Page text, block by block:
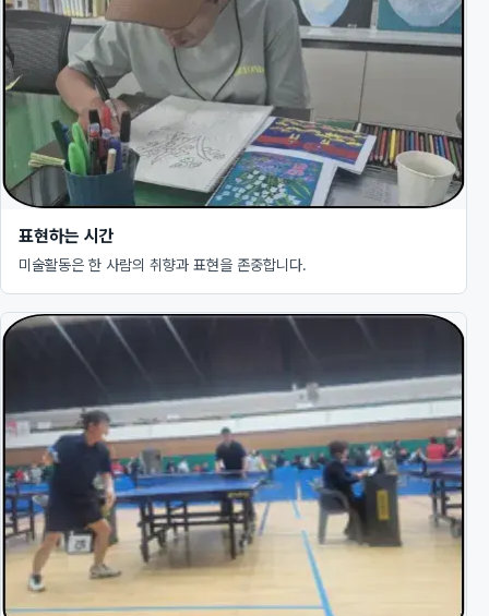
표현하는 시간
미술활동은 한 사람의 취향과 표현을 존중합니다.